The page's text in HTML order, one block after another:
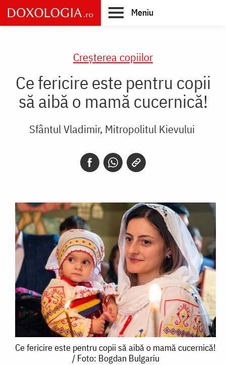
Skip
to
main
Meniu
Creşterea copiilor
Ce fericire este pentru copii
să aibă o mamă cucernică!
Sfântul Vladimir, Mitropolitul Kievului
Ce
Ce fericire este pentru copii să aibă o mamă cucernică!
/ Foto: Bogdan Bulgariu